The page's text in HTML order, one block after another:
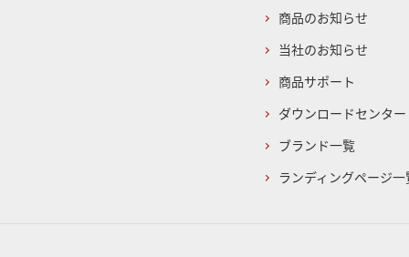
商品のお知らせ
当社のお知らせ
商品サポート
ダウンロードセンター
ブランド一覧
ランディングページ一